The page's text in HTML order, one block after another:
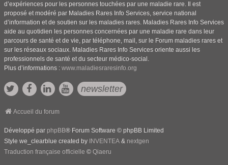
d’expériences pour les personnes touchées par une maladie rare. Il est
proposé et modéré par Maladies Rares Info Services, service national
d’information et de soutien sur les maladies rares. Maladies Rares Info Services
aide au quotidien les personnes concernées par une maladie rare dans leur
parcours de santé et de vie, par téléphone, mail, sur le Forum maladies rares et
sur les réseaux sociaux. Maladies Rares Info Services oriente aussi les
professionnels de santé et du secteur médico-social.
Plus d’informations : www.maladiesraresinfo.org
newsletter
Accueil du forum
Développé par phpBB® Forum Software © phpBB Limited
Style we_clearblue created by INVENTEA & nextgen
Traduction française officielle © Qiaeru